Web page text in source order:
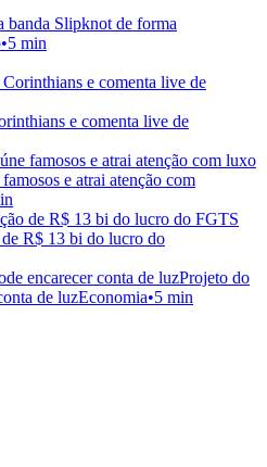
banda Slipknot de forma
•5 min
e comenta live de
e atrai atenção com
R$ 13 bi do lucro do
Projeto do
de luzEconomia•5 min